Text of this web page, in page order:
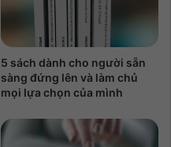
5 sách dành cho người sẵn
sàng đứng lên và làm chủ
mọi lựa chọn của mình